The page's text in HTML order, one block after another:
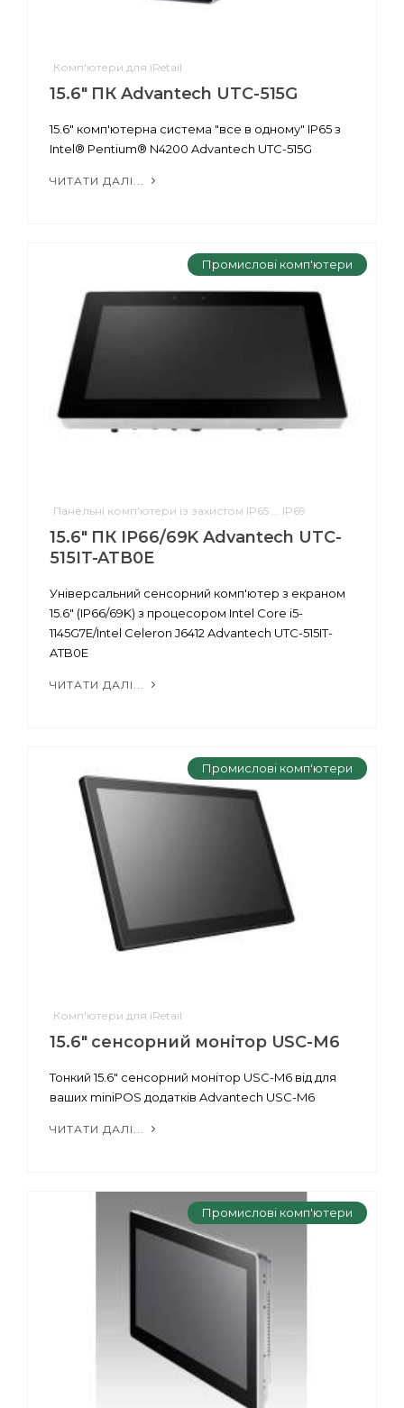
Комп'ютери для iRetail
15.6" ПК Advantech UTC-515G
15.6" комп'ютерна система "все в одному" IP65 з
Intel® Pentium® N4200 Advantech UTC-515G
ЧИТАТИ ДАЛІ...
Промислові комп'ютери
Панельні комп'ютери із захистом IP65 ... IP69
15.6" ПК IP66/69K Advantech UTC-
515IT-ATB0E
Універсальний сенсорний комп'ютер з екраном
15.6" (IP66/69K) з процесором Intel Core i5-
1145G7E/Intel Celeron J6412 Advantech UTC-515IT-
ATB0E
ЧИТАТИ ДАЛІ...
Промислові комп'ютери
Комп'ютери для iRetail
15.6" сенсорний монітор USC-M6
Тонкий 15.6" сенсорний монітор USC-M6 від для
ваших miniPOS додатків Advantech USC-M6
ЧИТАТИ ДАЛІ...
Промислові комп'ютери